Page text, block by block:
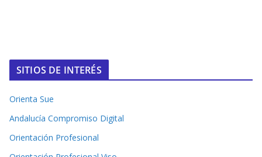
SITIOS DE INTERÉS
Orienta Sue
Andalucía Compromiso Digital
Orientación Profesional